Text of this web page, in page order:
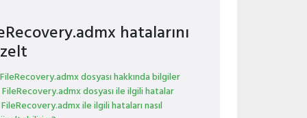
hatalarını
dosyası hakkında bilgiler
FileRecovery.admx dosyası ile ilgili hatalar
ile ilgili hataları nasıl